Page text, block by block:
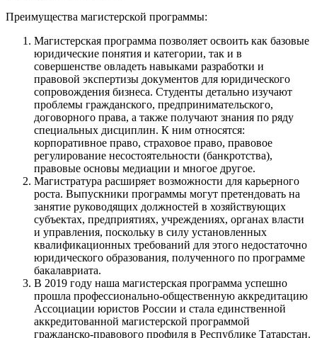
Преимущества магистерской программы:
Магистерская программа позволяет освоить как базовые
юридические понятия и категории, так и в
совершенстве овладеть навыками разработки и
правовой экспертизы документов для юридического
сопровождения бизнеса. Студенты детально изучают
проблемы гражданского, предпринимательского,
договорного права, а также получают знания по ряду
специальных дисциплин. К ним относятся:
корпоративное право, страховое право, правовое
регулирование несостоятельности (банкротства),
правовые основы медиации и многое другое.
Магистратура расширяет возможности для карьерного
роста. Выпускники программы могут претендовать на
занятие руководящих должностей в хозяйствующих
субъектах, предприятиях, учреждениях, органах власти
и управления, поскольку в силу установленных
квалификационных требований для этого недостаточно
юридического образования, полученного по программе
бакалавриата.
В 2019 году наша магистерская программа успешно
прошла профессионально-общественную аккредитацию
Ассоциации юристов России и стала единственной
аккредитованной магистерской программой
гражданско-правового профиля в Республике Татарстан.